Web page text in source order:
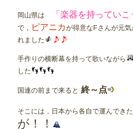
岡山県は 「楽器を持っていこ
で， ピアニカが得意なFさんが元気
れました
手作りの横断幕を持って歌いながら
した
国連の前まで来ると 終～点
そこには，日本から各自で運んできた
が！！